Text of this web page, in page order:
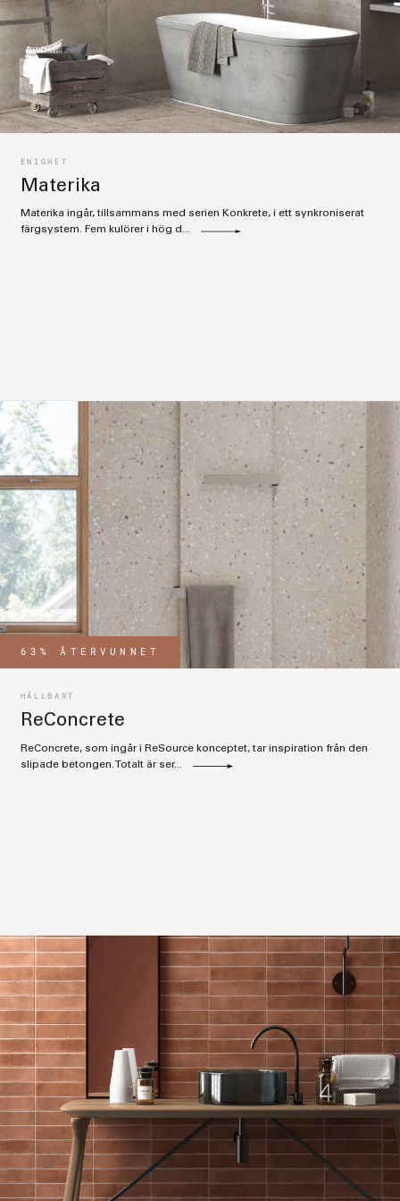
ENIGHET
Materika
Materika ingår, tillsammans med serien Konkrete, i ett synkroniserat
färgsystem. Fem kulörer i hög d...
63% ÅTERVUNNET
HÅLLBART
ReConcrete
ReConcrete, som ingår i ReSource konceptet, tar inspiration från den
slipade betongen. Totalt är ser...